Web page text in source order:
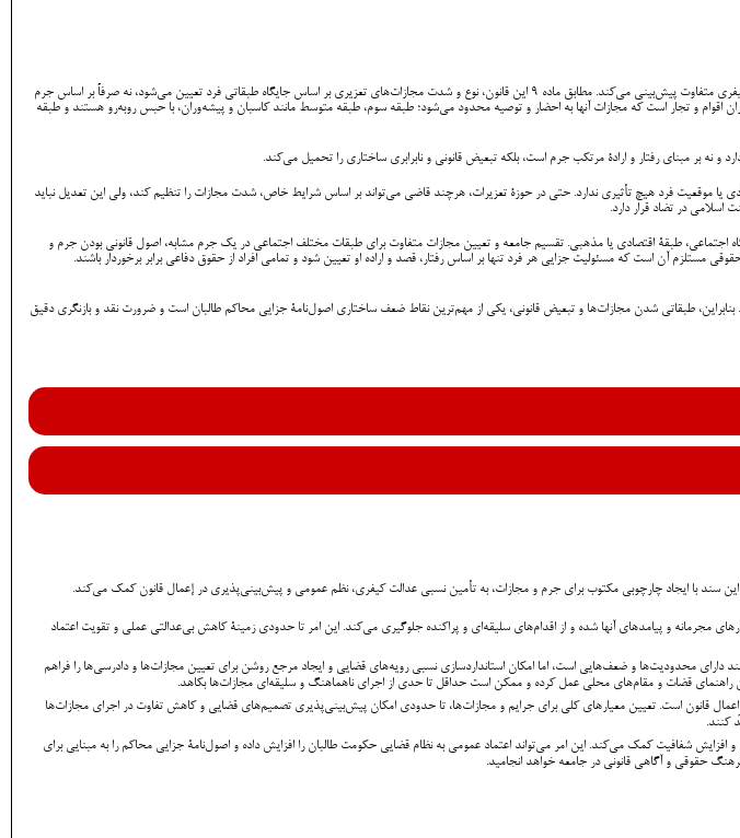
اصول‌نامۀ جزایی محاکم، جامعه را به طبقات مشخص «علما»، «اشراف»، «طبقه متوسط» و «طبقه پایین» تقسیم کرده و برای ارتکاب جرم مشابه، واکنش کیفری متفاوت پیش‌بینی می‌کند. مطابق ماده ۹ این قانون، نوع و شدت مجازات‌های تعزیری بر اساس جایگاه طبقاتی فرد تعیین می‌شود، نه صرفاً بر اساس جرم
اقوام و تجار است که مجازات آنها به احضار و توصیه محدود می‌شود؛ طبقه سوم، طبقه متوسط مانند کاسبان و پیشه‌وران، با حبس روبه‌رو هستند و طبقه
نه بر مبنای رفتار و ارادۀ مرتکب جرم است، بلکه تبعیض قانونی و نابرابری ساختاری را تحمیل می‌کند.
موقعیت فرد هیچ تأثیری ندارد. حتی در حوزۀ تعزیرات، هرچند قاضی می‌تواند بر اساس شرایط خاص، شدت مجازات را تنظیم کند، ولی این تعدیل نباید
اسلامی در تضاد قرار دارد.
اجتماعی، طبقۀ اقتصادی یا مذهبی. تقسیم جامعه و تعیین مجازات متفاوت برای طبقات مختلف اجتماعی در یک جرم مشابه، اصول قانونی بودن جرم و
آن است که مسئولیت جزایی هر فرد تنها بر اساس رفتار، قصد و اراده او تعیین شود و تمامی افراد از حقوق دفاعی برابر برخوردار باشند.
طبقاتی شدن مجازات‌ها و تبعیض قانونی، یکی از مهم‌ترین نقاط ضعف ساختاری اصول‌نامۀ جزایی محاکم طالبان است و ضرورت نقد و بازنگری دقیق
سند با ایجاد چارچوبی مکتوب برای جرم و مجازات، به تأمین نسبی عدالت کیفری، نظم عمومی و پیش‌بینی‌پذیری در إعمال قانون کمک می‌کند.
و پیامدهای آنها شده و از اقدام‌های سلیقه‌ای و پراکنده جلوگیری می‌کند. این امر تا حدودی زمینۀ کاهش بی‌عدالتی عملی و تقویت اعتماد
محدودیت‌ها و ضعف‌هایی است، اما امکان استانداردسازی نسبی رویه‌های قضایی و ایجاد مرجع روشن برای تعیین مجازات‌ها و دادرسی‌ها را فراهم
قضات و مقام‌های محلی عمل کرده و ممکن است حداقل تا حدی از اجرای ناهماهنگ و سلیقه‌ای مجازات‌ها بکاهد.
است. تعیین معیارهای کلی برای جرایم و مجازات‌ها، تا حدودی امکان پیش‌بینی‌پذیری تصمیم‌های قضایی و کاهش تفاوت در اجرای مجازات‌ها
کنند.
شفافیت کمک می‌کند. این امر می‌تواند اعتماد عمومی به نظام قضایی حکومت طالبان را افزایش داده و اصول‌نامۀ جزایی محاکم را به مبنایی برای
حقوقی و آگاهی قانونی در جامعه خواهد انجامید.